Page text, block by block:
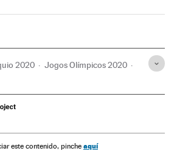
en Instagram
Brasil en Twitter
País Brasil en Facebook
2020 Jogos Olímpicos 2020
este contenido, pinche aquí